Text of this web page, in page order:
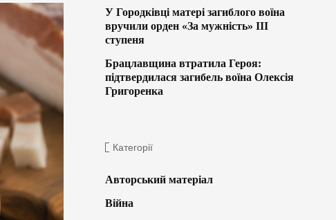
У Городківці матері загиблого воїна
вручили орден «За мужність» ІІІ
ступеня
Брацлавщина втратила Героя:
підтвердилася загибель воїна Олексія
Григоренка
Категорії
Авторський матеріал
Війна